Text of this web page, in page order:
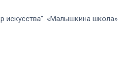
искусства”. «Малышкина школа»